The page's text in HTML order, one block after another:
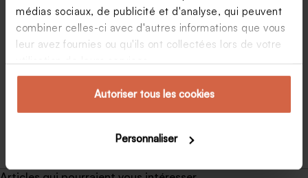
médias sociaux, de publicité et d'analyse, qui peuvent
combiner celles-ci avec d'autres informations que vous
leur avez fournies ou qu'ils ont collectées lors de votre
Autoriser tous les cookies
Personnaliser
Comment s’organiser pour un Baby Moon ?
Vous allez me dire : qu’est ce que le Baby Moon ?
« tempête » qui…